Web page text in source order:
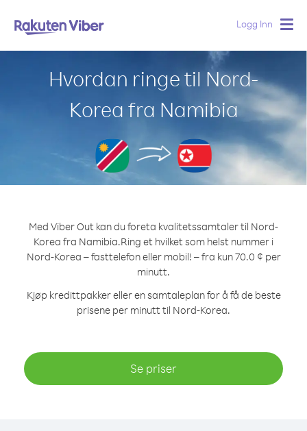
Logg Inn
Hvordan ringe til Nord-
Korea fra Namibia
Med Viber Out kan du foreta kvalitetssamtaler til Nord-
Korea fra Namibia.Ring et hvilket som helst nummer i
Nord-Korea – fasttelefon eller mobil! – fra kun 70.0 ¢ per
minutt.
Kjøp kredittpakker eller en samtaleplan for å få de beste
prisene per minutt til Nord-Korea.
Se priser